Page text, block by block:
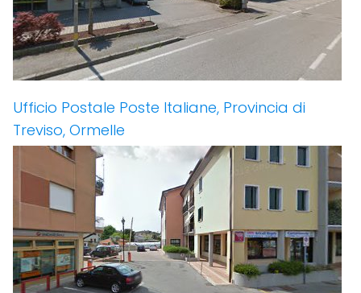
Ufficio Postale Poste Italiane, Provincia di
Treviso, Ormelle